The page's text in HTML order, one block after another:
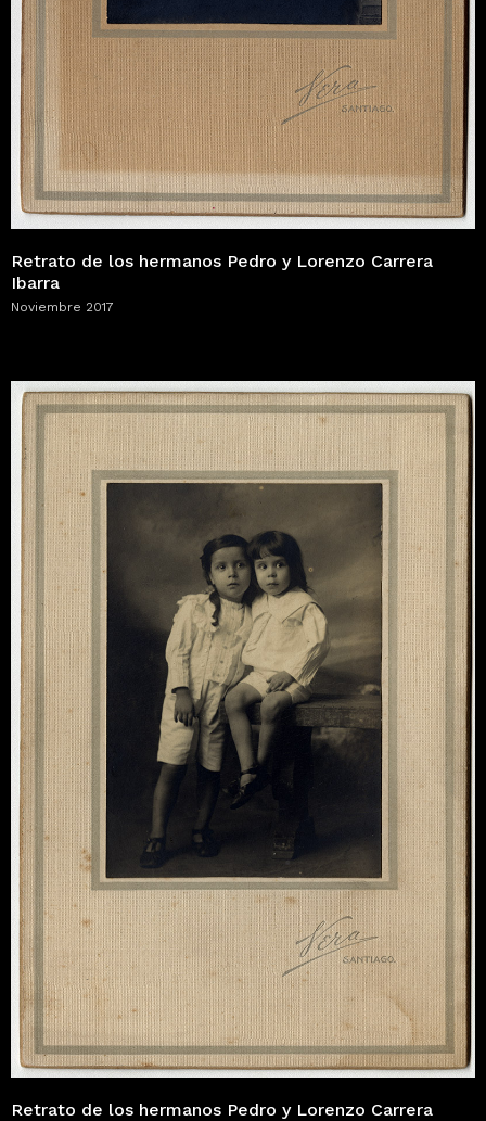
Retrato de los hermanos Pedro y Lorenzo Carrera
Ibarra
Noviembre 2017
Retrato de los hermanos Pedro y Lorenzo Carrera